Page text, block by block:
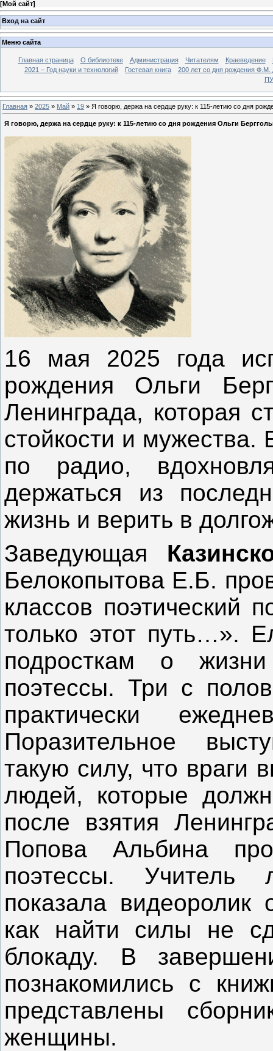
[Мой сайт]
Вход на сайт
Меню сайта
Главная страница О библиотеке Администрация Читателям Краеведение
2021 – Год науки и технологий
Гостевая книга
200 лет со дня рождения Ф.М.
Главная » 2025 » Май » 19 » Я говорю, держа на сердце руку: к 115-летию со дня
Я говорю, держа на сердце руку: к 115-летию со дня рождения Ольги
16 мая 2025 года
рождения Ольги
Ленинграда, которая
стойкости и мужества.
по радио,
держаться из
жизнь и верить в
Заведующая
Белокопытова Е.Б.
классов поэтический
только этот путь…».
подросткам о
поэтессы. Три с
практически
Поразительное
такую силу, что враги
людей, которые
после взятия
Попова Альбина
поэтессы. Учитель
показала
как найти силы не
блокаду. В
познакомились с
представлены
женщины.